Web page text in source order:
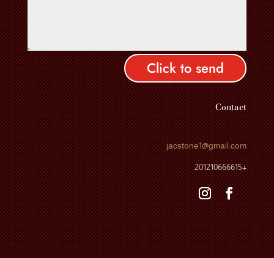
Click to send
Contact
jacstone1@gmail.com
+201210666615